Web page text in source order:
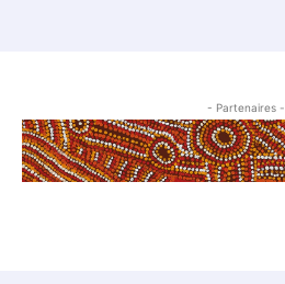
- Partenaires -